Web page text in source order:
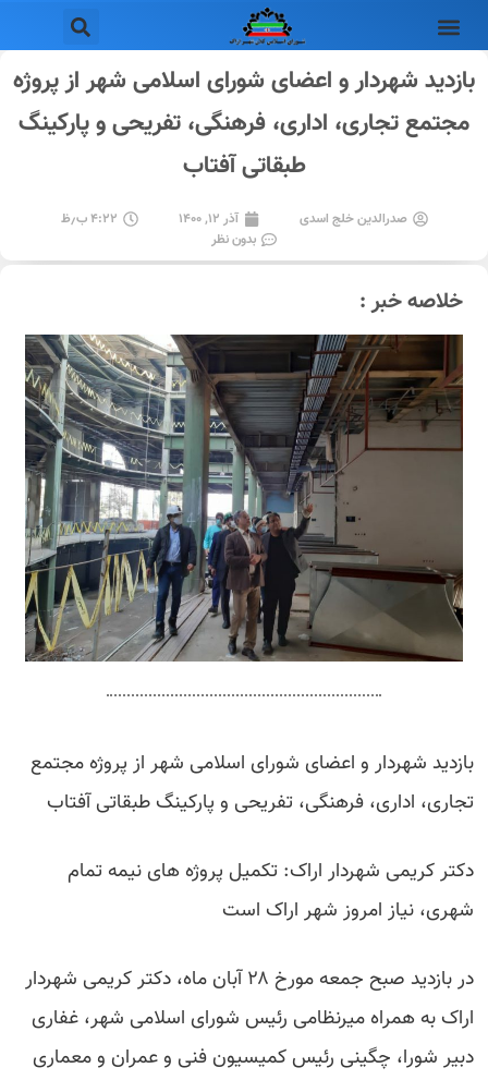
بازدید شهردار و اعضای شورای اسلامی شهر از پروژه
مجتمع تجاری، اداری، فرهنگی، تفریحی و پارکینگ
طبقاتی آفتاب
صدرالدین خلج اسدی آذر ۱۲, ۱۴۰۰
۴:۲۲ ب٫ظ
بدون نظر
خلاصه خبر :
بازدید شهردار و اعضای شورای اسلامی شهر از پروژه مجتمع
تجاری، اداری، فرهنگی، تفریحی و پارکینگ طبقاتی آفتاب
دکتر کریمی شهردار اراک: تکمیل پروژه های نیمه تمام
شهری، نیاز امروز شهر اراک است
در بازدید صبح جمعه مورخ ۲۸ آبان ماه، دکتر کریمی شهردار
اراک به همراه میرنظامی رئیس شورای اسلامی شهر، غفاری
دبیر شورا، چگینی رئیس کمیسیون فنی و عمران و معماری